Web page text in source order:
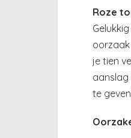
Roze
je tien
aanslag
te